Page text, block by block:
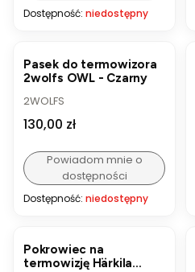
Dostępność: niedostępny
Pasek do termowizora
2wolfs OWL - Czarny
PRODUCENT
2WOLFS
Cena
130,00 zł
Powiadom mnie o
dostępności
Dostępność: niedostępny
Pokrowiec na
termowizję Härkila